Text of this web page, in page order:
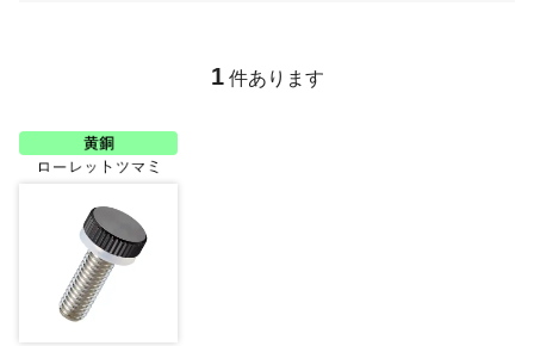
ご利用ガイド
会社情報
1 件あります